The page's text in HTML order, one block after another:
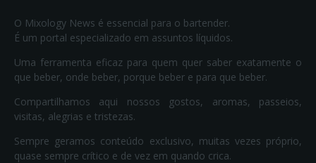
O Mixology News é essencial para o bartender.
É um portal especializado em assuntos líquidos.
Uma ferramenta eficaz para quem quer saber exatamente o
que beber, onde beber, porque beber e para que beber.
Compartilhamos aqui nossos gostos, aromas, passeios,
visitas, alegrias e tristezas.
Sempre geramos conteúdo exclusivo, muitas vezes próprio,
quase sempre crítico e de vez em quando crica.